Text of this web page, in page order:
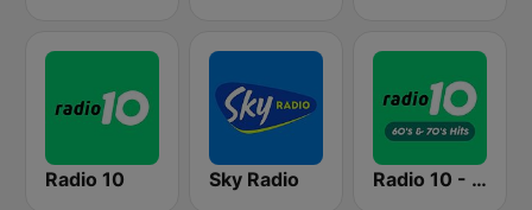
Radio 10 Sky Radio Radio 10 - 60s & 70s Hits